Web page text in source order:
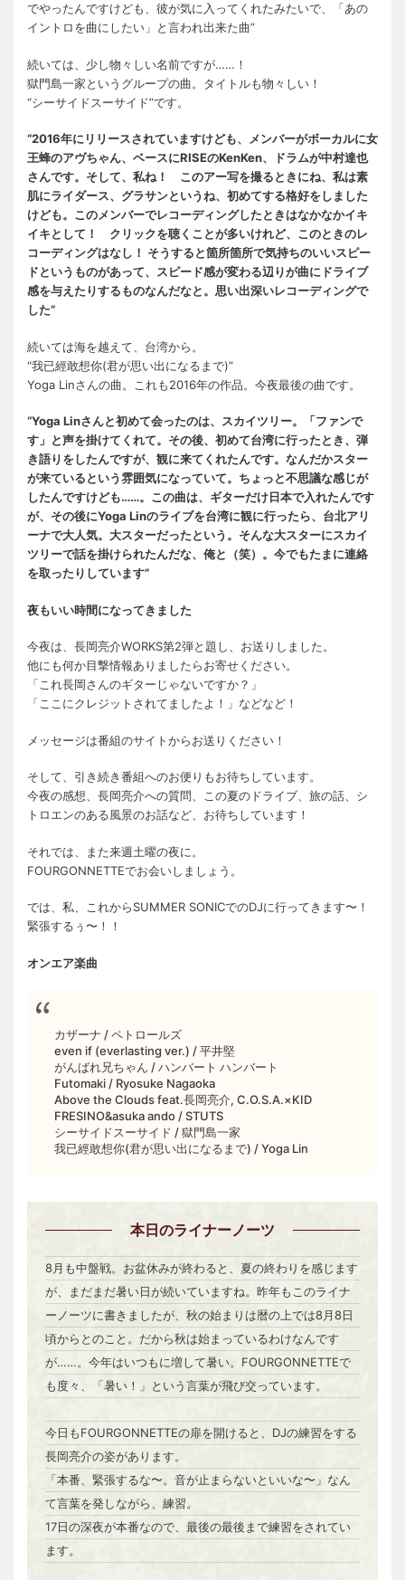
でやったんですけども、彼が気に入ってくれたみたいで、「あの
イントロを曲にしたい」と言われ出来た曲”
続いては、少し物々しい名前ですが……！
獄門島一家というグループの曲。タイトルも物々しい！
“シーサイドスーサイド”です。
“2016年にリリースされていますけども、メンバーがボーカルに女
王蜂のアヴちゃん、ベースにRISEのKenKen、ドラムが中村達也
さんです。そして、私ね！ このアー写を撮るときにね、私は素
肌にライダース、グラサンというね、初めてする格好をしました
けども。このメンバーでレコーディングしたときはなかなかイキ
イキとして！ クリックを聴くことが多いけれど、このときのレ
コーディングはなし！ そうすると箇所箇所で気持ちのいいスピー
ドというものがあって、スピード感が変わる辺りが曲にドライブ
感を与えたりするものなんだなと。思い出深いレコーディングで
した”
続いては海を越えて、台湾から。
“我已經敢想你(君が思い出になるまで)”
Yoga Linさんの曲。これも2016年の作品。今夜最後の曲です。
“Yoga Linさんと初めて会ったのは、スカイツリー。「ファンで
す」と声を掛けてくれて。その後、初めて台湾に行ったとき、弾
き語りをしたんですが、観に来てくれたんです。なんだかスター
が来ているという雰囲気になっていて。ちょっと不思議な感じが
したんですけども……。この曲は、ギターだけ日本で入れたんです
が、その後にYoga Linのライブを台湾に観に行ったら、台北アリ
ーナで大人気。大スターだったという。そんな大スターにスカイ
ツリーで話を掛けられたんだな、俺と（笑）。今でもたまに連絡
を取ったりしています”
夜もいい時間になってきました
今夜は、長岡亮介WORKS第2弾と題し、お送りしました。
他にも何か目撃情報ありましたらお寄せください。
「これ長岡さんのギターじゃないですか？」
「ここにクレジットされてましたよ！」などなど！
メッセージは番組のサイトからお送りください！
そして、引き続き番組へのお便りもお待ちしています。
今夜の感想、長岡亮介への質問、この夏のドライブ、旅の話、シ
トロエンのある風景のお話など、お待ちしています！
それでは、また来週土曜の夜に。
FOURGONNETTEでお会いしましょう。
では、私、これからSUMMER SONICでのDJに行ってきます〜！
緊張するぅ〜！！
オンエア楽曲
カザーナ / ペトロールズ
even if (everlasting ver.) / 平井堅
がんばれ兄ちゃん / ハンバート ハンバート
Futomaki / Ryosuke Nagaoka
Above the Clouds feat.長岡亮介, C.O.S.A.×KID
FRESINO&asuka ando / STUTS
シーサイドスーサイド / 獄門島一家
我已經敢想你(君が思い出になるまで) / Yoga Lin
本日のライナーノーツ
8月も中盤戦。お盆休みが終わると、夏の終わりを感じます
が、まだまだ暑い日が続いていますね。昨年もこのライナ
ーノーツに書きましたが、秋の始まりは暦の上では8月8日
頃からとのこと。だから秋は始まっているわけなんです
が……。今年はいつもに増して暑い。FOURGONNETTEで
も度々、「暑い！」という言葉が飛び交っています。
今日もFOURGONNETTEの扉を開けると、DJの練習をする
長岡亮介の姿があります。
「本番、緊張するな〜。音が止まらないといいな〜」なん
て言葉を発しながら、練習。
17日の深夜が本番なので、最後の最後まで練習をされてい
ます。